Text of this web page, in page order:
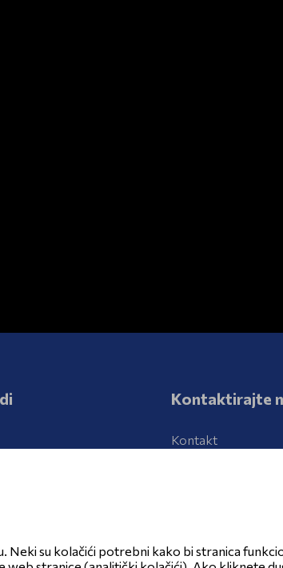
Kontaktirajte
Kontakt
Neki su kolačići potrebni kako bi stranica